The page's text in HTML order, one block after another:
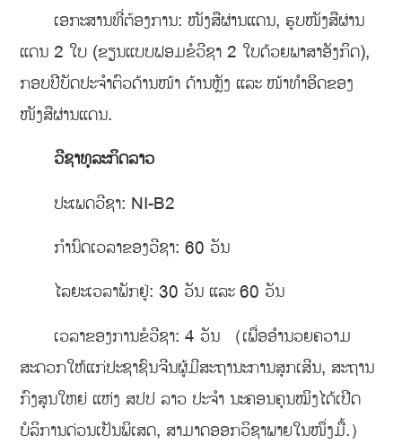
ເອກະສານທີ່ຕ້ອງການ: ໜັງສືຜ່ານແດນ, ຮູບໜັງສືຜ່ານ
ແດນ 2 ໃບ (ຂຽນແບບຟອມຂໍວີຊາ 2 ໃບດ້ວຍພາສາອັງກິດ),
ກອບປີບັດປະຈຳຕົວດ້ານໜ້າ ດ້ານຫຼັງ ແລະ ໜ້າທຳອິດຂອງ
ໜັງສືຜ່ານແດນ.
ວີຊາທຸລະກິດລາວ
ປະເພດວີຊາ: NI-B2
ກຳນົດເວລາຂອງວີຊາ: 60 ວັນ
ໄລຍະເວລາພັກຢູ່: 30 ວັນ ແລະ 60 ວັນ
ເວລາຂອງການຂໍວີຊາ: 4 ວັນ （ເພື່ອອຳນວຍຄວາມ
ສະດວກໃຫ້ແກ່ປະຊາຊົນຈີນຜູ້ມີສະຖານະການສຸກເສີນ, ສະຖານ
ກົງສຸນໃຫຍ່ ແຫ່ງ ສປປ ລາວ ປະຈຳ ນະຄອນຄຸນໝິງໄດ້ເປີດ
ບໍລິການດ່ວນເປັນພິເສດ, ສາມາດອອກວິຊາພາຍໃນໜຶ່ງມື້.）